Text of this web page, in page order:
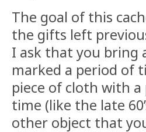
The goal of this
the gifts left
I ask that you bring
marked a period of
piece of cloth with
time (like the late
other object that